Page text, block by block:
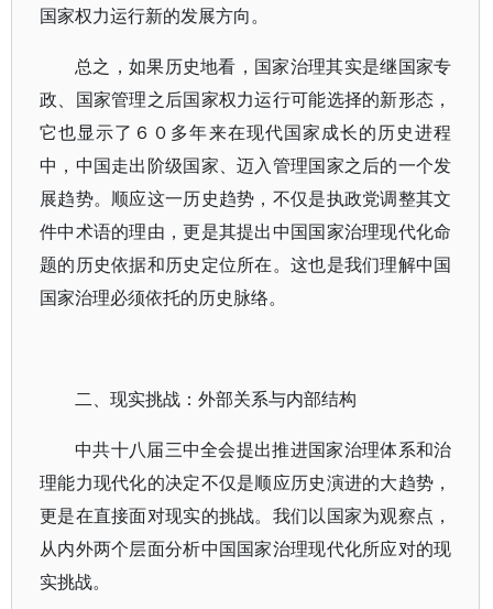
国家权力运行新的发展方向。
总之，如果历史地看，国家治理其实是继国家专
政、国家管理之后国家权力运行可能选择的新形态，
它也显示了６０多年来在现代国家成长的历史进程
中，中国走出阶级国家、迈入管理国家之后的一个发
展趋势。顺应这一历史趋势，不仅是执政党调整其文
件中术语的理由，更是其提出中国国家治理现代化命
题的历史依据和历史定位所在。这也是我们理解中国
国家治理必须依托的历史脉络。
二、现实挑战：外部关系与内部结构
中共十八届三中全会提出推进国家治理体系和治
理能力现代化的决定不仅是顺应历史演进的大趋势，
更是在直接面对现实的挑战。我们以国家为观察点，
从内外两个层面分析中国国家治理现代化所应对的现
实挑战。